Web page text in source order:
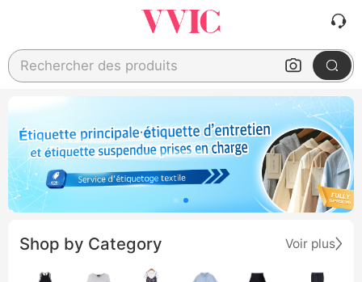
Rechercher des produits
Shop by Category Voir plus